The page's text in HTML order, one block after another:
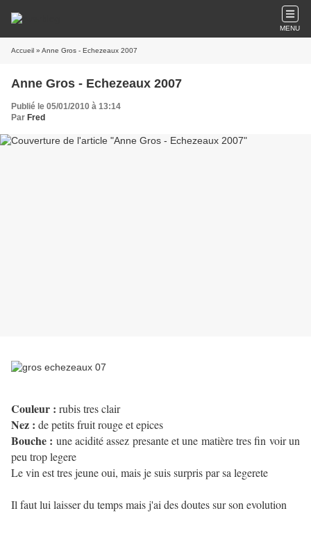
MENU
Accueil » Anne Gros - Echezeaux 2007
Anne Gros - Echezeaux 2007
Publié le 05/01/2010 à 13:14
Par Fred
Couleur : rubis tres clair
Nez : de petits fruit rouge et epices
Bouche : une acidité assez presante et une matière tres fin voir un
peu trop legere
Le vin est tres jeune oui, mais je suis surpris par sa legerete
Il faut lui laisser du temps mais j'ai des doutes sur son evolution